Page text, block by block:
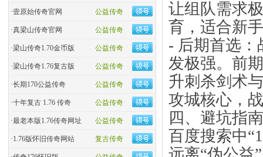
公益传奇
·壹原始传奇官网
公益传奇
·真梁山传奇官网
公益传奇
·梁山传奇1.70金币版
公益传奇
·梁山传奇1.76复古版
公益传奇
·长期170公益传奇
公益传奇
·十年复古 1.76 传奇
公益传奇
·最老本版1.76传奇网址
复古传奇
·1.76版怀旧传奇网站
让组队需求
育，适合新
- 后期首选：
发极强。前
升刺杀剑术
攻城核心，
四、避坑指
百度搜索中